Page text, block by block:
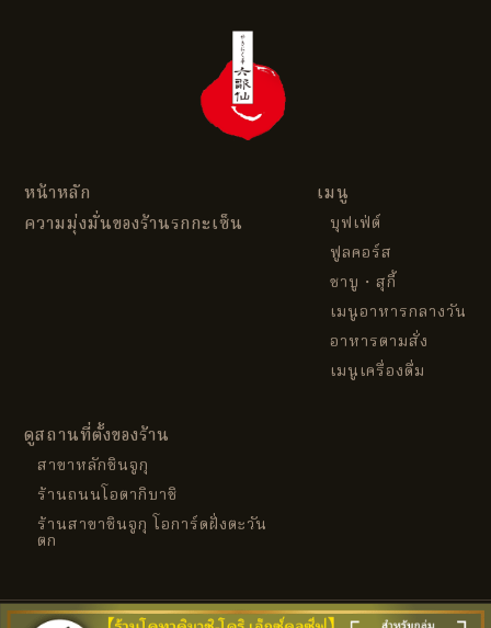
หน้าหลัก
ความมุ่งมั่นของร้านรกกะเซ็น
เมนู
บุฟเฟ่ต์
ฟูลคอร์ส
ชาบู・สุกี้
เมนูอาหารกลางวัน
อาหารตามสั่ง
เมนูเครื่องดื่ม
ดูสถานที่ตั้งของร้าน
สาขาหลักชินจูกุ
ร้านถนนโอตากิบาชิ
ร้านสาขาชินจูกุ โอการ์ดฝั่งตะวัน
ตก